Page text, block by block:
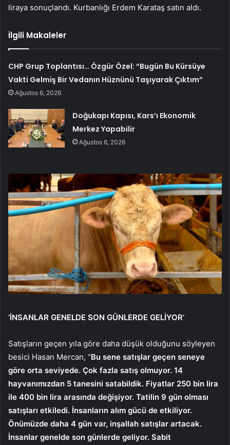
liraya sonuçlandı. Kurbanlığı Erdem Karataş satın aldı.
İlgili Makaleler
CHP Grup Toplantısı… Özgür Özel: “Bugün Bu Kürsüye
Vakti Gelmiş Bir Vedanın Hüznünü Taşıyarak Çıktım”
Ağustos 6, 2026
Doğukapı Kapısı, Kars’ı Ekonomik
Merkez Yapabilir
Ağustos 6, 2026
‘İNSANLAR GENELDE SON GÜNLERDE GELİYOR’
Satışların geçen yıla göre daha düşük olduğunu söyleyen
besici Hasan Mercan, “Bu sene satışlar geçen seneye
göre orta seviyede. Çok fazla satış olmuyor. 14
hayvanımızdan 5 tanesini satabildik. Fiyatlar 250 bin lira
ile 400 bin lira arasında değişiyor. Tatilin 9 gün olması
satışları etkiledi. İnsanların alım gücü de etkiliyor.
Önümüzde daha 4 gün var, inşallah satışlar artacak.
İnsanlar genelde son günlerde geliyor. Sabit